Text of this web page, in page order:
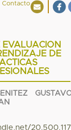
Contacto
EVALUACION
DE